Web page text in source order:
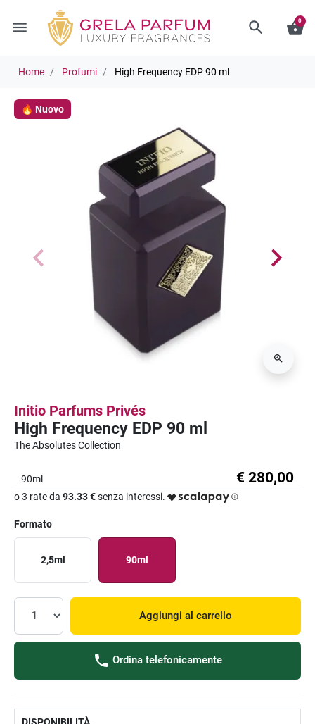
menu search shopping_basket
0
Home Profumi High Frequency EDP 90 ml
🔥 Nuovo
Initio Parfums Privés
High Frequency EDP 90 ml
The Absolutes Collection
90ml € 280,00
o 3 rate da 93.33 €senza interessi.
Formato
2,5ml 90ml
Aggiungi al carrello
Ordina telefonicamente
DISPONIBILITÀ